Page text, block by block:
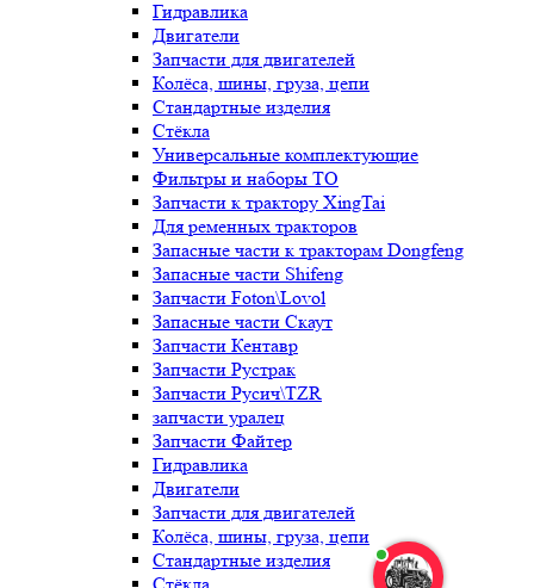
Гидравлика
Двигатели
Запчасти для двигателей
Колёса, шины, груза, цепи
Стандартные изделия
Стёкла
Универсальные комплектующие
Фильтры и наборы ТО
Запчасти к трактору XingTai
Для ременных тракторов
Запасные части к тракторам Dongfeng
Запасные части Shifeng
Запчасти Foton\Lovol
Запасные части Скаут
Запчасти Кентавр
Запчасти Рустрак
Запчасти Русич\TZR
запчасти уралец
Запчасти Файтер
Гидравлика
Двигатели
Запчасти для двигателей
Колёса, шины, груза, цепи
Стандартные изделия